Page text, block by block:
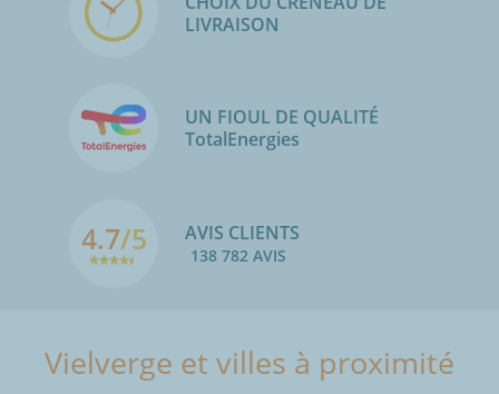
LIVRAISON
UN FIOUL DE QUALITÉ
TotalEnergies
4.7/5 AVIS CLIENTS
138 782 AVIS
Vielverge et villes à proximité